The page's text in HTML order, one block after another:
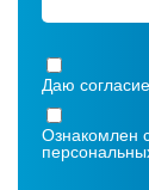
Даю
Ознакомлен